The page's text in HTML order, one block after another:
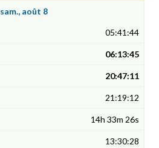
sam., août 8
05:41:44
06:13:45
20:47:11
21:19:12
14h 33m 26s
13:30:28